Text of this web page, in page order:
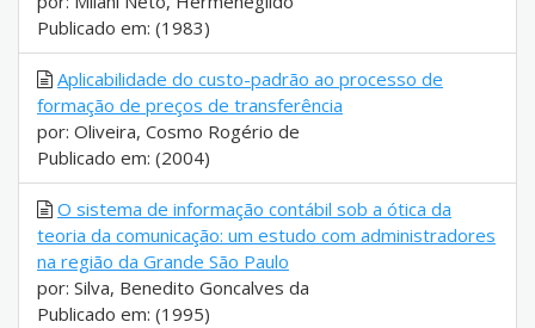
Publicado em: (1983)
Aplicabilidade do custo-padrão ao processo de
formação de preços de transferência
por: Oliveira, Cosmo Rogério de
Publicado em: (2004)
O sistema de informação contábil sob a ótica da
teoria da comunicação: um estudo com administradores
na região da Grande São Paulo
por: Silva, Benedito Goncalves da
Publicado em: (1995)